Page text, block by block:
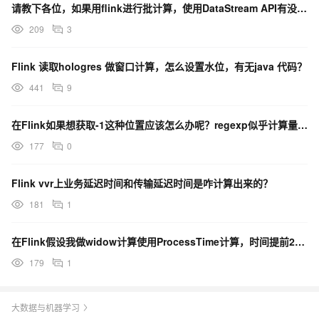
请教下各位，如果用flink进行批计算，使用DataStream API有没有什么优化的地方，是否？
209 3
Flink 读取hologres 做窗口计算，怎么设置水位，有无java 代码？
441 9
在Flink如果想获取-1这种位置应该怎么办呢？regexp似乎计算量又太大了
177 0
Flink vvr上业务延迟时间和传输延迟时间是咋计算出来的？
181 1
在Flink假设我做widow计算使用ProcessTime计算，时间提前2小时，这会导致什么问题？
179 1
大数据与机器学习